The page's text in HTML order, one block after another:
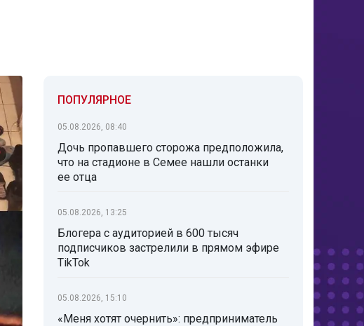
ПОПУЛЯРНОЕ
05.08.2026, 08:40
Дочь пропавшего сторожа предположила,
что на стадионе в Семее нашли останки
ее отца
05.08.2026, 13:25
Блогера с аудиторией в 600 тысяч
подписчиков застрелили в прямом эфире
TikTok
05.08.2026, 15:10
«Меня хотят очернить»: предприниматель